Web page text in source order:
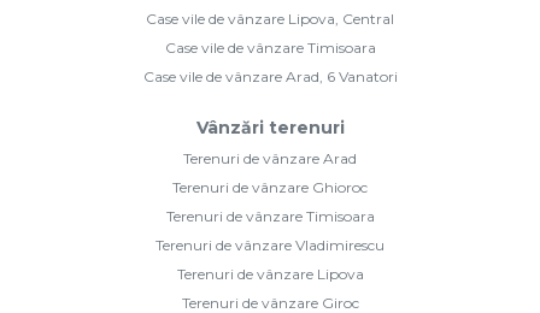
Case vile de vânzare Lipova, Central
Case vile de vânzare Timisoara
Case vile de vânzare Arad, 6 Vanatori
Vânzări terenuri
Terenuri de vânzare Arad
Terenuri de vânzare Ghioroc
Terenuri de vânzare Timisoara
Terenuri de vânzare Vladimirescu
Terenuri de vânzare Lipova
Terenuri de vânzare Giroc